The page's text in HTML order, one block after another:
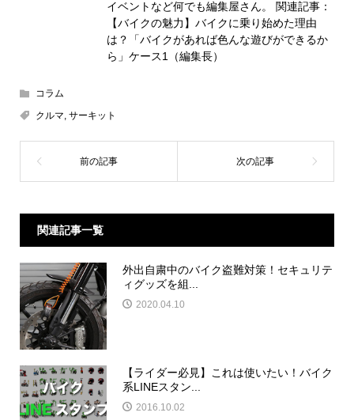
イベントなど何でも編集屋さん。 関連記事：
【バイクの魅力】バイクに乗り始めた理由
は？「バイクがあれば色んな遊びができるか
ら」ケース1（編集長）
コラム
クルマ, サーキット
関連記事一覧
外出自粛中のバイク盗難対策！セキュリテ
ィグッズを組...
2020.04.10
【ライダー必見】これは使いたい！バイク
系LINEスタン...
2016.10.02